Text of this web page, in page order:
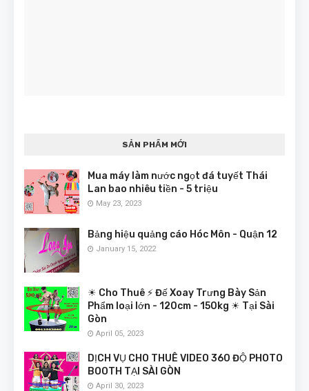
SẢN PHẨM MỚI
Mua máy làm nước ngọt đá tuyết Thái
Lan bao nhiêu tiền - 5 triệu
May 23, 2023
Bảng hiệu quảng cáo Hóc Môn - Quận 12
January 15, 2022
☀ Cho Thuê ⚡ Đế Xoay Trưng Bày Sản
Phẩm loại lớn - 120cm - 150kg ☀ Tại Sài
Gòn
April 05, 2023
DỊCH VỤ CHO THUÊ VIDEO 360 ĐỘ PHOTO
BOOTH TẠI SÀI GÒN
April 30, 2023